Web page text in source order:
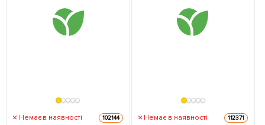
Немає в наявності 102144 Немає в наявності 112371